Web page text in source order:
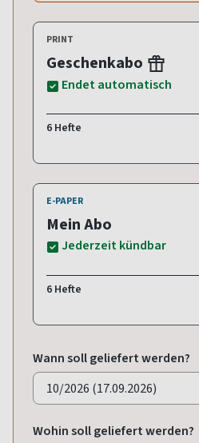
PRINT
Geschenkabo
Endet automatisch
6 Hefte
E-PAPER
Mein Abo
Jederzeit kündbar
6 Hefte
Wann soll geliefert werden?
Wohin soll geliefert werden?